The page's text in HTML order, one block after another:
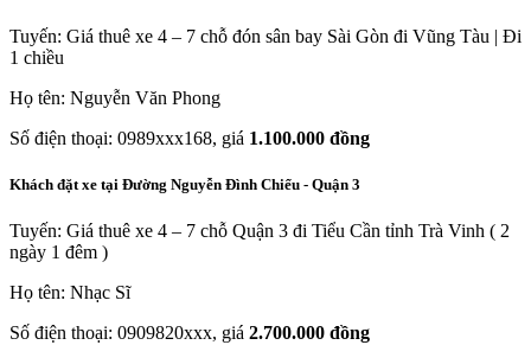
Tuyến: Giá thuê xe 4 – 7 chỗ đón sân bay Sài Gòn đi Vũng Tàu | Đi
1 chiều
Họ tên: Nguyễn Văn Phong
Số điện thoại: 0989xxx168, giá 1.100.000 đồng
Khách đặt xe tại Đường Nguyễn Đình Chiểu - Quận 3
Tuyến: Giá thuê xe 4 – 7 chỗ Quận 3 đi Tiểu Cần tỉnh Trà Vinh ( 2
ngày 1 đêm )
Họ tên: Nhạc Sĩ
Số điện thoại: 0909820xxx, giá 2.700.000 đồng